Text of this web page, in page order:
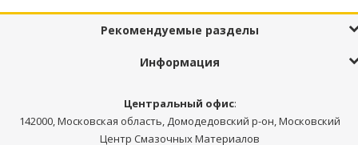
Рекомендуемые разделы
Информация
Центральный офис:
142000, Московская область, Домодедовский р-он, Московский
Центр Смазочных Материалов